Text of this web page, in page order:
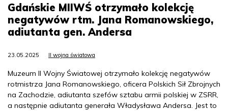
Gdańskie MIIWŚ otrzymało kolekcję
negatywów rtm. Jana Romanowskiego,
adiutanta gen. Andersa
23.05.2025 II wojna światowa
Muzeum II Wojny Światowej otrzymało kolekcję negatywów
rotmistrza Jana Romanowskiego, oficera Polskich Sił Zbrojnych
na Zachodzie, adiutanta szefów sztabu armii polskiej w ZSRR,
a następnie adiutanta generała Władysława Andersa. Jest to